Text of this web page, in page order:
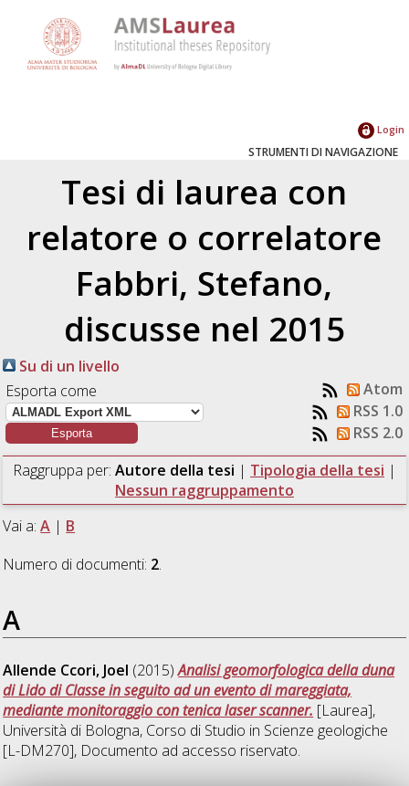
Login
STRUMENTI DI NAVIGAZIONE
Tesi di laurea con
relatore o correlatore
Fabbri, Stefano,
discusse nel 2015
Su di un livello
Esporta come
Atom
RSS 1.0
RSS 2.0
Raggruppa per: Autore della tesi | Tipologia della tesi |
Nessun raggruppamento
Vai a:A | B
Numero di documenti: 2.
A
Allende Ccori, Joel (2015)Analisi geomorfologica della duna
di Lido di Classe in seguito ad un evento di mareggiata,
mediante monitoraggio con tenica laser scanner. [Laurea],
Università di Bologna, Corso di Studio in Scienze geologiche
[L-DM270], Documento ad accesso riservato.